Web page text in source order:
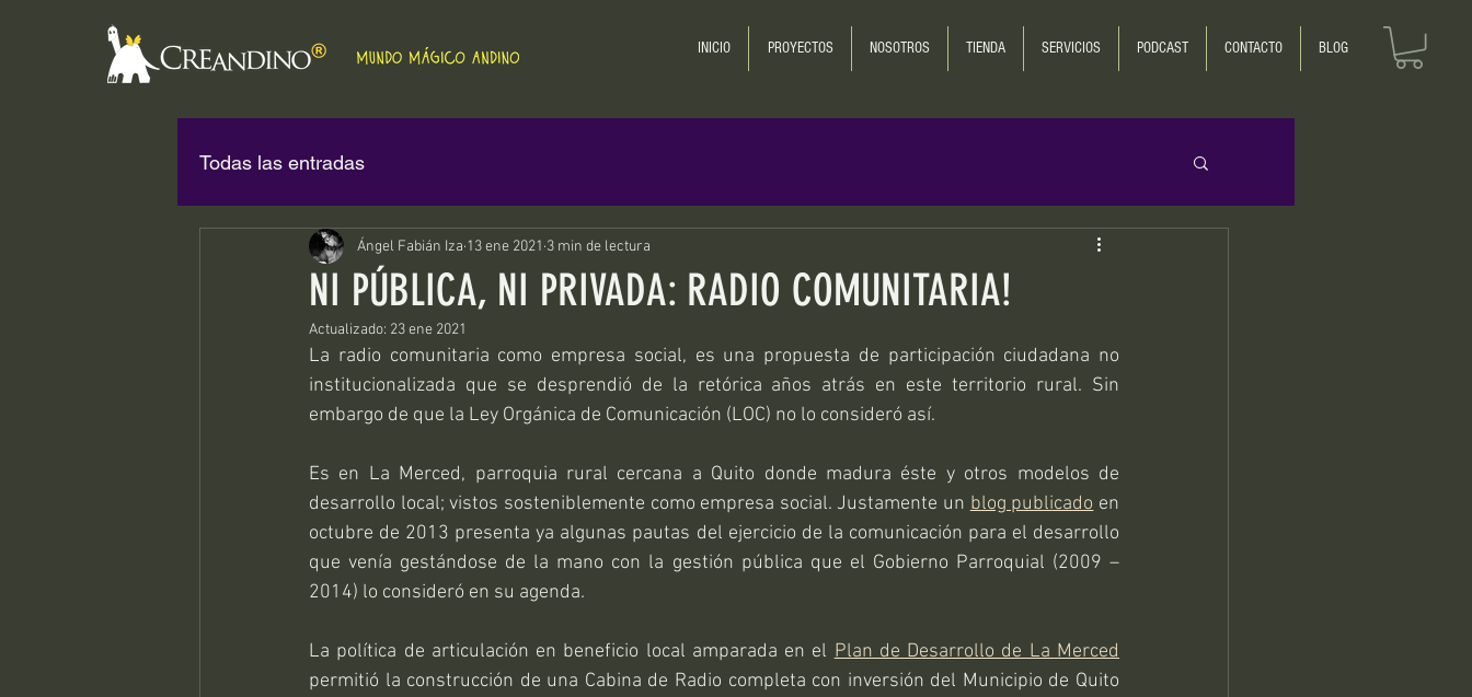
INICIO PROYECTOS NOSOTROS TIENDA SERVICIOS PODCAST CONTACTO BLOG
Todas las entradas
NI PÚBLICA, NI PRIVADA: RADIO COMUNITARIA!
Ángel Fabián Iza 13 ene 2021 3 min de lectura
Actualizado: 23 ene 2021
La radio comunitaria como empresa social, es una propuesta de participación ciudadana no
institucionalizada que se desprendió de la retórica años atrás en este territorio rural. Sin
embargo de que la Ley Orgánica de Comunicación (LOC) no lo consideró así.
Es en La Merced, parroquia rural cercana a Quito donde madura éste y otros modelos de
desarrollo local; vistos sosteniblemente como empresa social. Justamente un blog publicado en
octubre de 2013 presenta ya algunas pautas del ejercicio de la comunicación para el desarrollo
que venía gestándose de la mano con la gestión pública que el Gobierno Parroquial (2009 –
2014) lo consideró en su agenda.
La política de articulación en beneficio local amparada en el Plan de Desarrollo de La Merced
permitió la construcción de una Cabina de Radio completa con inversión del Municipio de Quito